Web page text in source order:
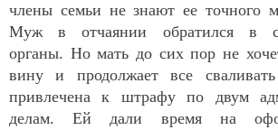
члены семьи не знают ее точного
Муж в отчаянии обратился в
органы. Но мать до сих пор не
вину и продолжает все
привлечена к штрафу по двум
делам. Ей дали время на